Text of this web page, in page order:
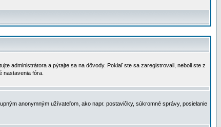
administrátora a pýtajte sa na dôvody. Pokiaľ ste sa zaregistrovali, neboli ste z
nastavenia fóra.
anonymným užívateľom, ako napr. postavičky, súkromné správy, posielanie